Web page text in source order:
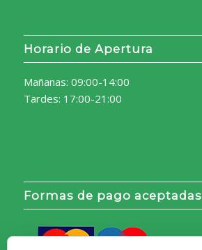
Horario de Apertura
Mañanas: 09:00-14:00
Tardes: 17:00-21:00
Formas de pago aceptadas